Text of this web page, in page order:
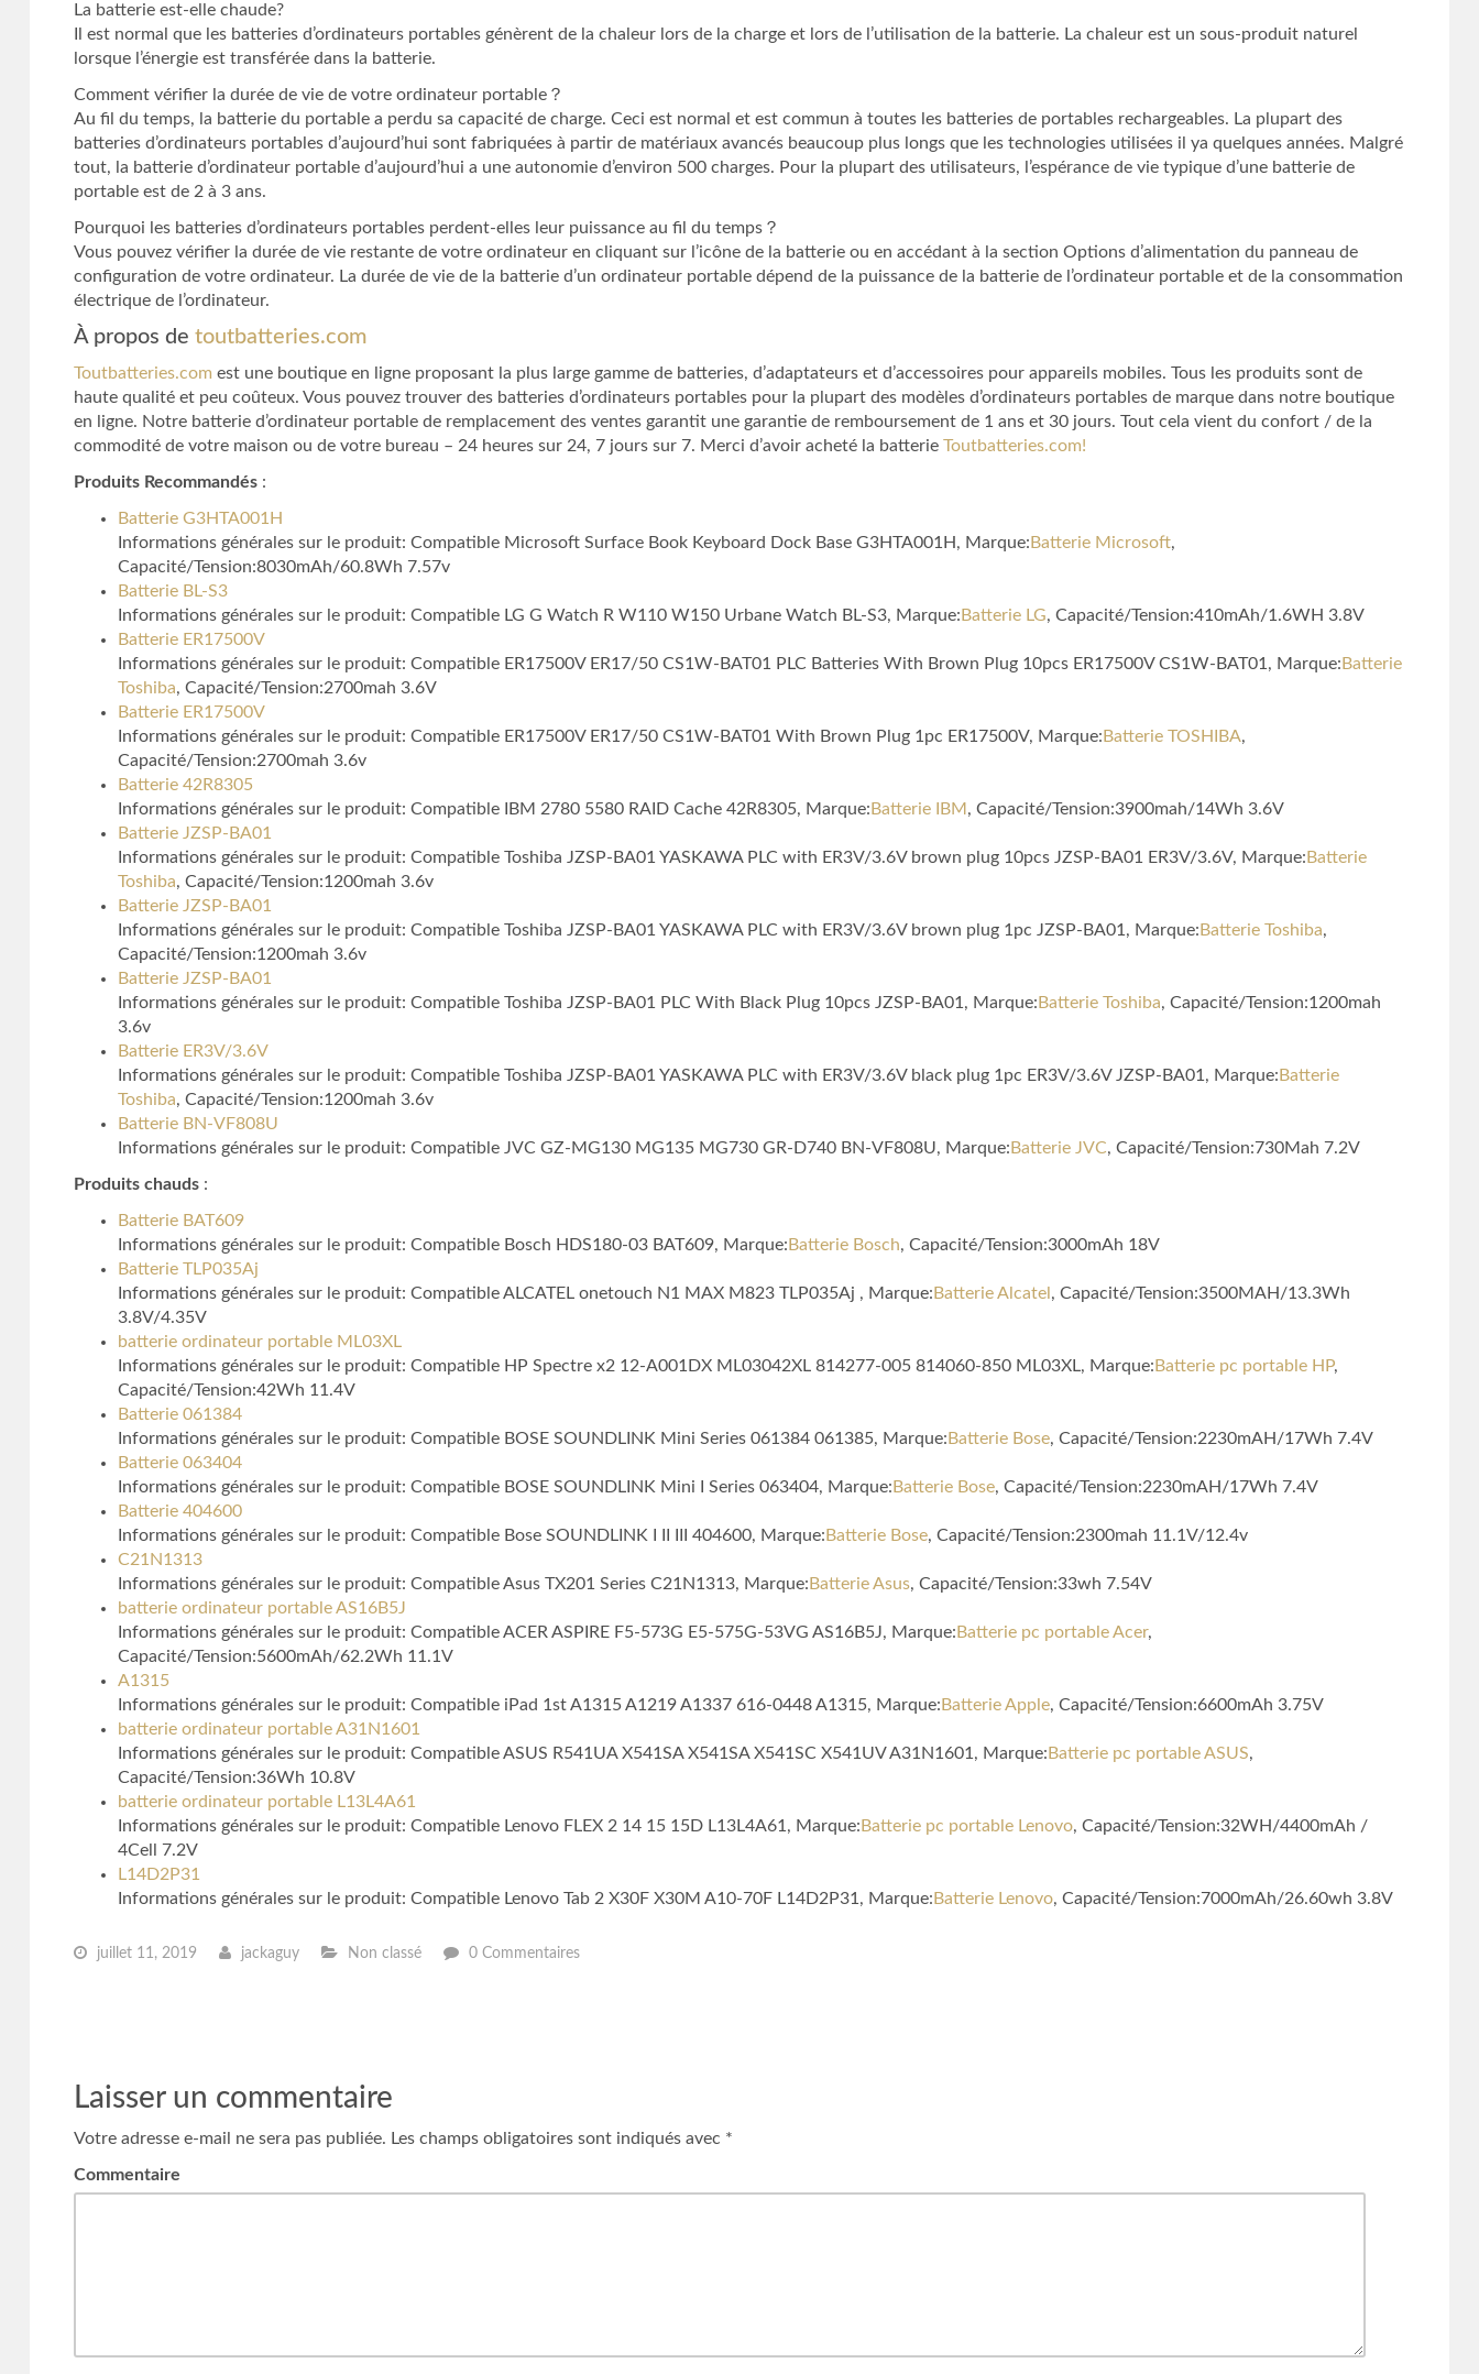
La batterie est-elle chaude?
Il est normal que les batteries d’ordinateurs portables génèrent de la chaleur lors de la charge et lors de l’utilisation de la batterie. La chaleur est un sous-produit naturel
lorsque l’énergie est transférée dans la batterie.
Comment vérifier la durée de vie de votre ordinateur portable？
Au fil du temps, la batterie du portable a perdu sa capacité de charge. Ceci est normal et est commun à toutes les batteries de portables rechargeables. La plupart des
batteries d’ordinateurs portables d’aujourd’hui sont fabriquées à partir de matériaux avancés beaucoup plus longs que les technologies utilisées il ya quelques années. Malgré
tout, la batterie d’ordinateur portable d’aujourd’hui a une autonomie d’environ 500 charges. Pour la plupart des utilisateurs, l’espérance de vie typique d’une batterie de
portable est de 2 à 3 ans.
Pourquoi les batteries d’ordinateurs portables perdent-elles leur puissance au fil du temps？
Vous pouvez vérifier la durée de vie restante de votre ordinateur en cliquant sur l’icône de la batterie ou en accédant à la section Options d’alimentation du panneau de
configuration de votre ordinateur. La durée de vie de la batterie d’un ordinateur portable dépend de la puissance de la batterie de l’ordinateur portable et de la consommation
électrique de l’ordinateur.
À propos de toutbatteries.com
Toutbatteries.com est une boutique en ligne proposant la plus large gamme de batteries, d’adaptateurs et d’accessoires pour appareils mobiles. Tous les produits sont de
haute qualité et peu coûteux. Vous pouvez trouver des batteries d’ordinateurs portables pour la plupart des modèles d’ordinateurs portables de marque dans notre boutique
en ligne. Notre batterie d’ordinateur portable de remplacement des ventes garantit une garantie de remboursement de 1 ans et 30 jours. Tout cela vient du confort / de la
commodité de votre maison ou de votre bureau – 24 heures sur 24, 7 jours sur 7. Merci d’avoir acheté la batterie Toutbatteries.com!
Produits Recommandés:
Batterie G3HTA001H
Informations générales sur le produit: Compatible Microsoft Surface Book Keyboard Dock Base G3HTA001H, Marque: Batterie Microsoft,
Capacité/Tension:8030mAh/60.8Wh 7.57v
Batterie BL-S3
Informations générales sur le produit: Compatible LG G Watch R W110 W150 Urbane Watch BL-S3, Marque: Batterie LG, Capacité/Tension:410mAh/1.6WH 3.8V
Batterie ER17500V
Informations générales sur le produit: Compatible ER17500V ER17/50 CS1W-BAT01 PLC Batteries With Brown Plug 10pcs ER17500V CS1W-BAT01, Marque: Batterie
Toshiba, Capacité/Tension:2700mah 3.6V
Batterie ER17500V
Informations générales sur le produit: Compatible ER17500V ER17/50 CS1W-BAT01 With Brown Plug 1pc ER17500V, Marque: Batterie TOSHIBA,
Capacité/Tension:2700mah 3.6v
Batterie 42R8305
Informations générales sur le produit: Compatible IBM 2780 5580 RAID Cache 42R8305, Marque: Batterie IBM , Capacité/Tension:3900mah/14Wh 3.6V
Batterie JZSP-BA01
Informations générales sur le produit: Compatible Toshiba JZSP-BA01 YASKAWA PLC with ER3V/3.6V brown plug 10pcs JZSP-BA01 ER3V/3.6V, Marque: Batterie
Toshiba, Capacité/Tension:1200mah 3.6v
Batterie JZSP-BA01
Informations générales sur le produit: Compatible Toshiba JZSP-BA01 YASKAWA PLC with ER3V/3.6V brown plug 1pc JZSP-BA01, Marque: Batterie Toshiba,
Capacité/Tension:1200mah 3.6v
Batterie JZSP-BA01
Informations générales sur le produit: Compatible Toshiba JZSP-BA01 PLC With Black Plug 10pcs JZSP-BA01, Marque: Batterie Toshiba, Capacité/Tension:1200mah
3.6v
Batterie ER3V/3.6V
Informations générales sur le produit: Compatible Toshiba JZSP-BA01 YASKAWA PLC with ER3V/3.6V black plug 1pc ER3V/3.6V JZSP-BA01, Marque: Batterie
Toshiba, Capacité/Tension:1200mah 3.6v
Batterie BN-VF808U
Informations générales sur le produit: Compatible JVC GZ-MG130 MG135 MG730 GR-D740 BN-VF808U, Marque: Batterie JVC, Capacité/Tension:730Mah 7.2V
Produits chauds:
Batterie BAT609
Informations générales sur le produit: Compatible Bosch HDS180-03 BAT609, Marque: Batterie Bosch, Capacité/Tension:3000mAh 18V
Batterie TLP035Aj
Informations générales sur le produit: Compatible ALCATEL onetouch N1 MAX M823 TLP035Aj , Marque: Batterie Alcatel , Capacité/Tension:3500MAH/13.3Wh
3.8V/4.35V
batterie ordinateur portable ML03XL
Informations générales sur le produit: Compatible HP Spectre x2 12-A001DX ML03042XL 814277-005 814060-850 ML03XL, Marque: Batterie pc portable HP,
Capacité/Tension:42Wh 11.4V
Batterie 061384
Informations générales sur le produit: Compatible BOSE SOUNDLINK Mini Series 061384 061385, Marque: Batterie Bose, Capacité/Tension:2230mAH/17Wh 7.4V
Batterie 063404
Informations générales sur le produit: Compatible BOSE SOUNDLINK Mini I Series 063404, Marque: Batterie Bose, Capacité/Tension:2230mAH/17Wh 7.4V
Batterie 404600
Informations générales sur le produit: Compatible Bose SOUNDLINK I II III 404600, Marque: Batterie Bose, Capacité/Tension:2300mah 11.1V/12.4v
C21N1313
Informations générales sur le produit: Compatible Asus TX201 Series C21N1313, Marque: Batterie Asus, Capacité/Tension:33wh 7.54V
batterie ordinateur portable AS16B5J
Informations générales sur le produit: Compatible ACER ASPIRE F5-573G E5-575G-53VG AS16B5J, Marque: Batterie pc portable Acer,
Capacité/Tension:5600mAh/62.2Wh 11.1V
A1315
Informations générales sur le produit: Compatible iPad 1st A1315 A1219 A1337 616-0448 A1315, Marque: Batterie Apple, Capacité/Tension:6600mAh 3.75V
batterie ordinateur portable A31N1601
Informations générales sur le produit: Compatible ASUS R541UA X541SA X541SA X541SC X541UV A31N1601, Marque: Batterie pc portable ASUS,
Capacité/Tension:36Wh 10.8V
batterie ordinateur portable L13L4A61
Informations générales sur le produit: Compatible Lenovo FLEX 2 14 15 15D L13L4A61, Marque: Batterie pc portable Lenovo, Capacité/Tension:32WH/4400mAh /
4Cell 7.2V
L14D2P31
Informations générales sur le produit: Compatible Lenovo Tab 2 X30F X30M A10-70F L14D2P31, Marque: Batterie Lenovo, Capacité/Tension:7000mAh/26.60wh 3.8V
juillet 11, 2019 jackaguy Non classé 0 Commentaires
Laisser un commentaire
Votre adresse e-mail ne sera pas publiée. Les champs obligatoires sont indiqués avec *
Commentaire